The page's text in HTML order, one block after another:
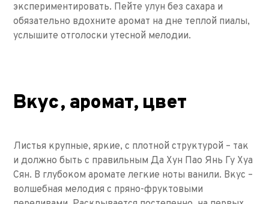
экспериментировать. Пейте улун без сахара и
обязательно вдохните аромат на дне теплой пиалы,
услышите отголоски утесной мелодии.
Вкус, аромат, цвет
Листья крупные, яркие, с плотной структурой – так
и должно быть с правильным Да Хун Пао Янь Гу Хуа
Сян. В глубоком аромате легкие ноты ванили. Вкус –
волшебная мелодия с пряно-фруктовыми